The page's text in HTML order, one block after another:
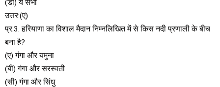
(डी) ये सभी
उत्तर:(ए)
प्र.3. हरियाणा का विशाल मैदान निम्नलिखित में से किस नदी प्रणाली के बीच
बना है?
(ए) गंगा और यमुना
(बी) गंगा और सरस्वती
(सी) गंगा और सिंधु